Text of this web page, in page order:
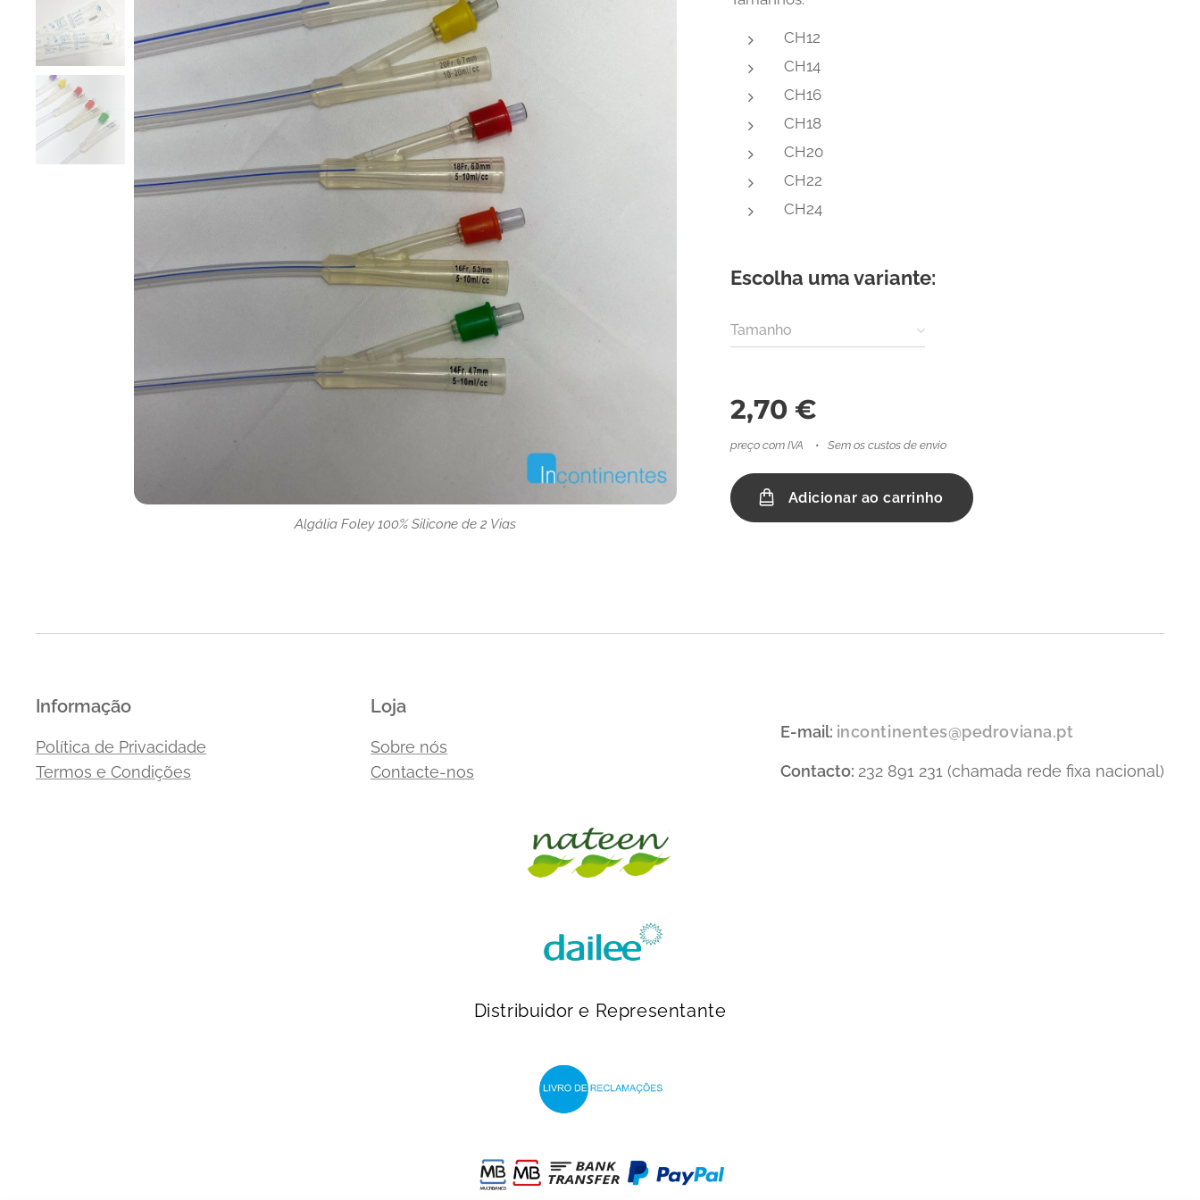
Algália Foley 100% Silicone de 2 Vias
Algália Foley 100% Silicone de 2 Vias
Algália Foley 100% Silicone de 2 Vias
Algália Foley 100% Silicone de 2 Vias
CH12
CH14
CH16
CH18
CH20
CH22
CH24
Escolha uma variante:
Tamanho
2,70 €
preço com IVA Sem os custos de envio
Adicionar ao carrinho
Informação
Política de Privacidade
Termos e Condições
Loja
Sobre nós
Contacte-nos
E-mail: incontinentes@pedroviana.pt
Contacto: 232 891 231 (chamada rede fixa nacional)
Distribuidor e Representante